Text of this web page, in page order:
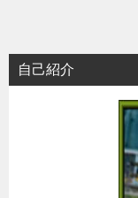
自己紹介